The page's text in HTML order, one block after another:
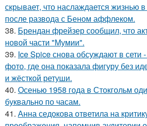
скрывает, что наслаждается жизнью
после развода с Беном аффлеком.
38. Брендан фрейзер сообщил, что
новой части "Мумии".
39. Ice Spice снова обсуждают в сети -
фото, где она показала фигуру без
и жёсткой ретуши.
40. Осенью 1958 года в Стокгольм
буквально по часам.
41. Анна седокова ответила на